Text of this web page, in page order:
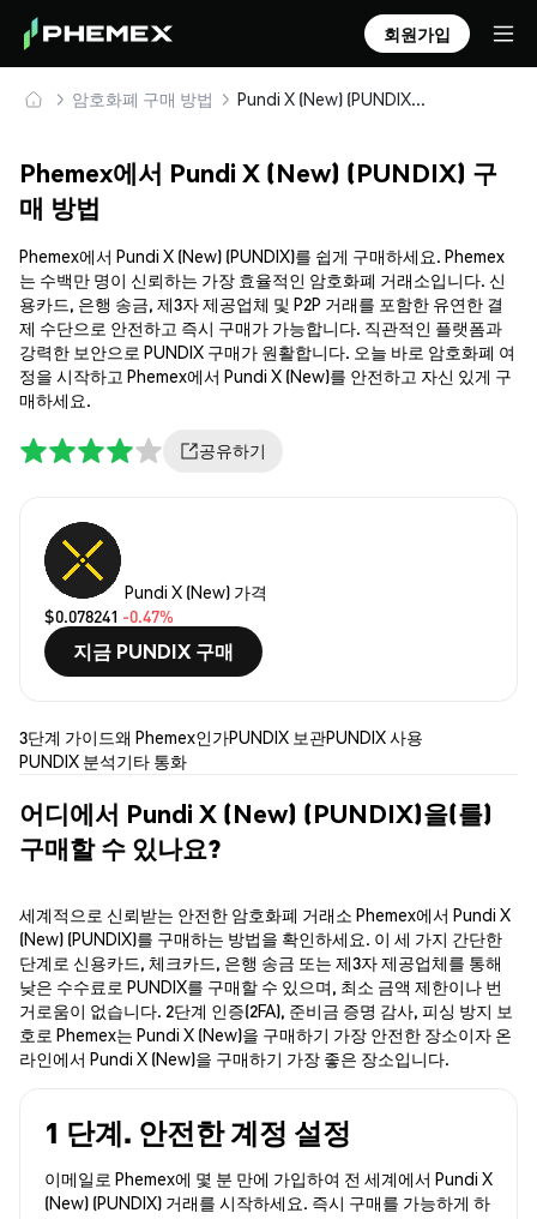
회원가입
암호화폐 구매 방법 Pundi X (New) (PUNDIX) 안전하게 구매 및 보관
Phemex에서 Pundi X (New) (PUNDIX) 구
매 방법
Phemex에서 Pundi X (New) (PUNDIX)를 쉽게 구매하세요. Phemex
는 수백만 명이 신뢰하는 가장 효율적인 암호화폐 거래소입니다. 신
용카드, 은행 송금, 제3자 제공업체 및 P2P 거래를 포함한 유연한 결
제 수단으로 안전하고 즉시 구매가 가능합니다. 직관적인 플랫폼과
강력한 보안으로 PUNDIX 구매가 원활합니다. 오늘 바로 암호화폐 여
정을 시작하고 Phemex에서 Pundi X (New)를 안전하고 자신 있게 구
매하세요.
공유하기
Pundi X (New) 가격
$0.078241 -0.47%
지금 PUNDIX 구매
3단계 가이드왜 Phemex인가PUNDIX 보관PUNDIX 사용
PUNDIX 분석기타 통화
어디에서 Pundi X (New) (PUNDIX)을(를)
구매할 수 있나요?
세계적으로 신뢰받는 안전한 암호화폐 거래소 Phemex에서 Pundi X
(New) (PUNDIX)를 구매하는 방법을 확인하세요. 이 세 가지 간단한
단계로 신용카드, 체크카드, 은행 송금 또는 제3자 제공업체를 통해
낮은 수수료로 PUNDIX를 구매할 수 있으며, 최소 금액 제한이나 번
거로움이 없습니다. 2단계 인증(2FA), 준비금 증명 감사, 피싱 방지 보
호로 Phemex는 Pundi X (New)을 구매하기 가장 안전한 장소이자 온
라인에서 Pundi X (New)을 구매하기 가장 좋은 장소입니다.
1 단계. 안전한 계정 설정
이메일로 Phemex에 몇 분 만에 가입하여 전 세계에서 Pundi X
(New) (PUNDIX) 거래를 시작하세요. 즉시 구매를 가능하게 하